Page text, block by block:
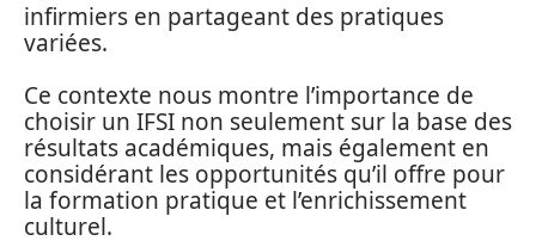
infirmiers en partageant des pratiques
variées.
Ce contexte nous montre l’importance de
choisir un IFSI non seulement sur la base des
résultats académiques, mais également en
considérant les opportunités qu’il offre pour
la formation pratique et l’enrichissement
culturel.